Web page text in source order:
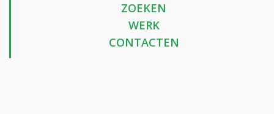
ZOEKEN
WERK
CONTACTEN